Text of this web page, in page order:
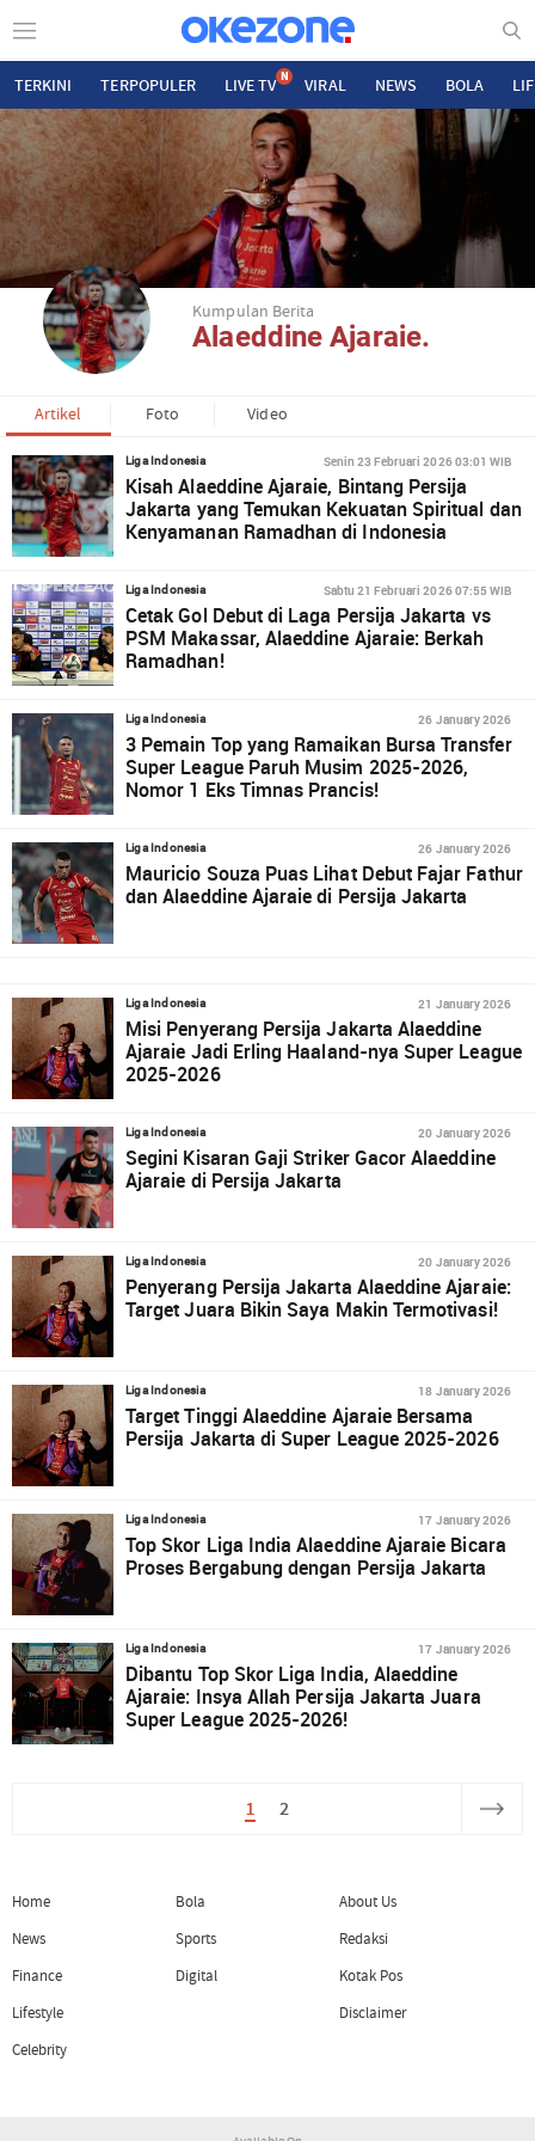
TERKINI TERPOPULER LIVE TV N VIRAL NEWS BOLA
Kumpulan Berita
Alaeddine Ajaraie.
Artikel Foto Video
Liga Indonesia Senin 23 Februari 2026 03:01 WIB
Kisah Alaeddine Ajaraie, Bintang Persija
Jakarta yang Temukan Kekuatan Spiritual dan
Kenyamanan Ramadhan di Indonesia
Liga Indonesia Sabtu 21 Februari 2026 07:55 WIB
Cetak Gol Debut di Laga Persija Jakarta vs
PSM Makassar, Alaeddine Ajaraie: Berkah
Ramadhan!
Liga Indonesia 26 January 2026
3 Pemain Top yang Ramaikan Bursa Transfer
Super League Paruh Musim 2025-2026,
Nomor 1 Eks Timnas Prancis!
Liga Indonesia 26 January 2026
Mauricio Souza Puas Lihat Debut Fajar Fathur
dan Alaeddine Ajaraie di Persija Jakarta
Liga Indonesia 21 January 2026
Misi Penyerang Persija Jakarta Alaeddine
Ajaraie Jadi Erling Haaland-nya Super League
2025-2026
Liga Indonesia 20 January 2026
Segini Kisaran Gaji Striker Gacor Alaeddine
Ajaraie di Persija Jakarta
Liga Indonesia 20 January 2026
Penyerang Persija Jakarta Alaeddine Ajaraie:
Target Juara Bikin Saya Makin Termotivasi!
Liga Indonesia 18 January 2026
Target Tinggi Alaeddine Ajaraie Bersama
Persija Jakarta di Super League 2025-2026
Liga Indonesia 17 January 2026
Top Skor Liga India Alaeddine Ajaraie Bicara
Proses Bergabung dengan Persija Jakarta
Liga Indonesia 17 January 2026
Dibantu Top Skor Liga India, Alaeddine
Ajaraie: Insya Allah Persija Jakarta Juara
Super League 2025-2026!
1 2
Home
News
Finance
Lifestyle
Celebrity
Bola
Sports
Digital
About Us
Redaksi
Kotak Pos
Disclaimer